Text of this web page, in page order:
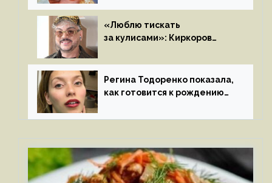
«Люблю тискать
за кулисами»: Киркоров
к молодой особе
Регина Тодоренко показала,
как готовится к рождению